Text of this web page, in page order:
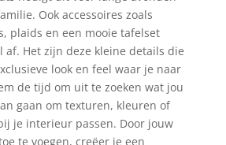
Ook accessoires zoals
plaids en een mooie tafelset
af. Het zijn deze kleine details die
look en feel waar je naar
de tijd om uit te zoeken wat jou
gaan om texturen, kleuren of
je interieur passen. Door jouw
te voegen, creëer je een